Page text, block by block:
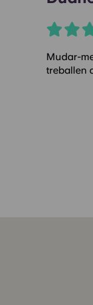
Mudar-
treballen